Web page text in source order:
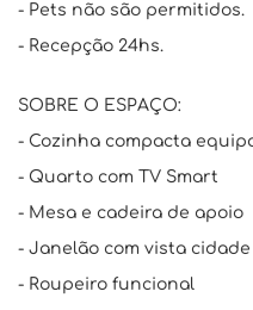
- Pets não são permitidos.
- Recepção 24hs.
SOBRE O ESPAÇO:
- Cozinha compacta
- Quarto com TV Smart
- Mesa e cadeira de apoio
- Janelão com vista cidade
- Roupeiro funcional